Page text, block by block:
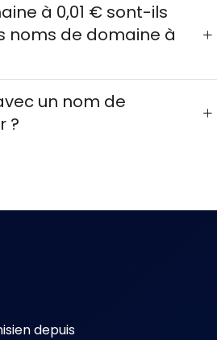
à 0,01 € sont-ils
noms de domaine à
un nom de
?
depuis